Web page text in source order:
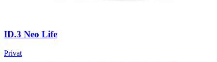
ID.3 Neo Life
Privat